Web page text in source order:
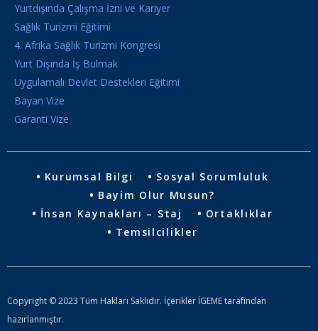
Yurtdışında Çalışma İzni ve Kariyer
Sağlık Turizmi Eğitimi
4. Afrika Sağlık Turizmi Kongresi
Yurt Dışında İş Bulmak
Uygulamalı Devlet Destekleri Eğitimi
Bayan Vize
Garanti Vize
Kurumsal Bilgi
Sosyal Sorumluluk
Bayim Olur Musun?
İnsan Kaynakları – Staj
Ortaklıklar
Temsilcilikler
Copyright © 2023 Tüm Hakları Saklıdır. İçerikler İGEME tarafından
hazırlanmıştır.